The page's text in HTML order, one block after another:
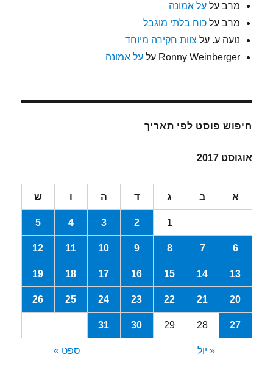
מרב עלעל אמונה
מרב עלכוח בלתי מוגבל
נועה ע. על צוות חקירה מיוחד
Ronny Weinberger עלעל אמונה
חיפוש פוסט לפי תאריך
אוגוסט 2017
א ב ג ד ה ו ש
1
2
3
4
5
6
7
8
9
10
11
12
13
14
15
16
17
18
19
20
21
22
23
24
25
26
27
28
29
30
31
« יול ספט »